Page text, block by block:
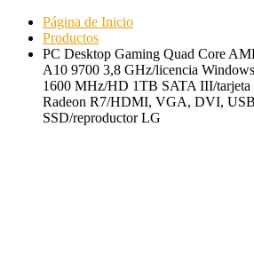
Página de Inicio
Productos
PC Desktop Gaming Quad Core
A10 9700 3,8 GHz/licencia
1600 MHz/HD 1TB SATA III/tarjeta
Radeon R7/HDMI, VGA, DVI, USB
SSD/reproductor LG